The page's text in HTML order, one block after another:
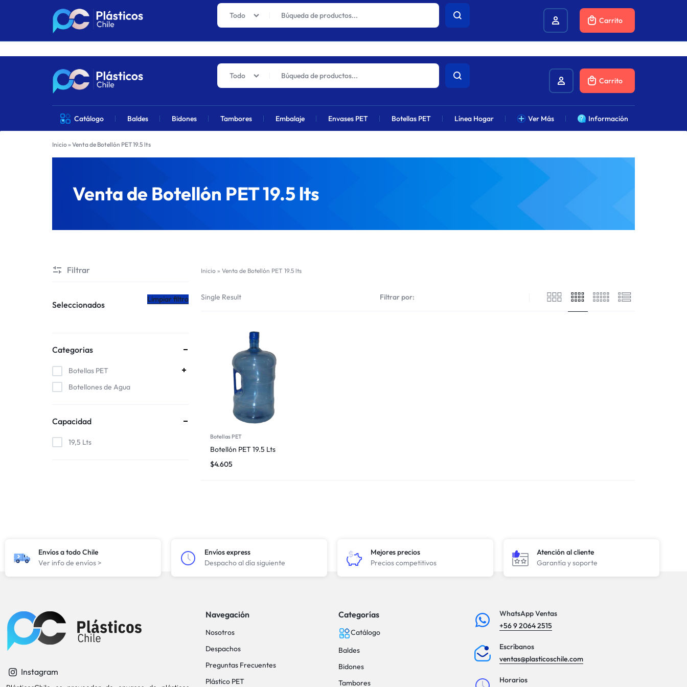
Los precios actuales sufrirán un aumento global próximamente debido al alza en combustibles.
PLÁSTICOS
CHILE
VENTA
DE
PRODUCTOS
PLÁSTICOS
Todo
Carrito
Catálogo Baldes Bidones Tambores Embalaje Envases PET Botellas PET Línea Hogar Ver Más Información
Todo
Carrito
Inicio» Venta de Botellón PET 19.5 lts
Venta de Botellón PET 19.5 lts
Inicio »Venta de Botellón PET 19.5 lts
Single Result Filtrar por:
Botellas PET
Botellón PET 19.5 Lts
$4.605
Filtrar
Seleccionados
Limpiar filtro
Categorias
Botellas PET
Botellones de Agua
Capacidad
19,5 Lts
Envíos a todo Chile
Ver info de envíos >
Envíos express
Despacho al día siguiente
Mejores precios
Precios competitivos
Atención al cliente
Garantía y soporte
Instagram
Navegación
Nosotros
Despachos
Preguntas Frecuentes
Plástico PET
Categorías
Catálogo
Baldes
Bidones
Tambores
WhatsApp Ventas
+56 9 2064 2515
Escríbanos
ventas@plasticoschile.com
Horarios